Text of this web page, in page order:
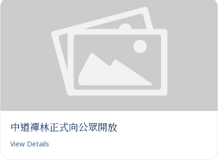
中道禪林正式向公眾開放
View Details